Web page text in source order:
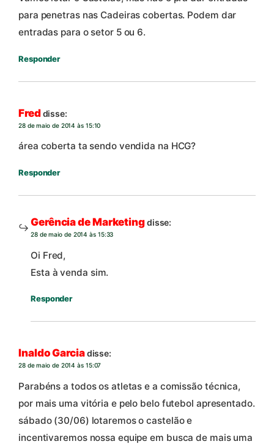
para penetras nas Cadeiras cobertas. Podem dar
entradas para o setor 5 ou 6.
Responder
Freddisse:
28 de maio de 2014 às 15:10
área coberta ta sendo vendida na HCG?
Responder
Gerência de Marketingdisse:
28 de maio de 2014 às 15:33
Oi Fred,
Esta à venda sim.
Responder
Inaldo Garciadisse:
28 de maio de 2014 às 15:07
Parabéns a todos os atletas e a comissão técnica,
por mais uma vitória e pelo belo futebol apresentado.
sábado (30/06) lotaremos o castelão e
incentivaremos nossa equipe em busca de mais uma